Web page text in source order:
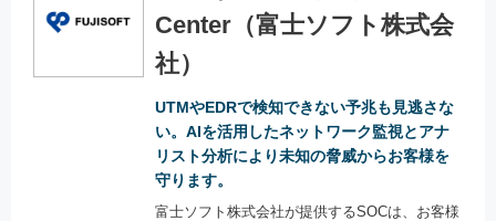
Center（富士ソフト株式会
社）
UTMやEDRで検知できない予兆も見逃さな
い。AIを活用したネットワーク監視とアナ
リスト分析により未知の脅威からお客様を
守ります。
富士ソフト株式会社が提供するSOCは、お客様